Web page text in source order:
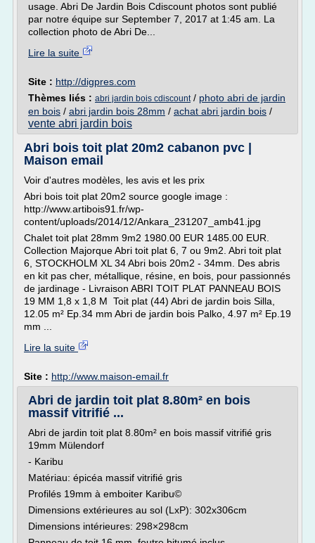
usage. Abri De Jardin Bois Cdiscount photos sont publié
par notre équipe sur September 7, 2017 at 1:45 am. La
collection photo de Abri De...
Lire la suite
Site : http://digpres.com
Thèmes liés : abri jardin bois cdiscount/ photo abri de jardin
en bois / abri jardin bois 28mm / achat abri jardin bois /
vente abri jardin bois
Abri bois toit plat 20m2 cabanon pvc |
Maison email
Voir d'autres modèles, les avis et les prix
Abri bois toit plat 20m2 source google image :
http://www.artibois91.fr/wp-
content/uploads/2014/12/Ankara_231207_amb41.jpg
Chalet toit plat 28mm 9m2 1980.00 EUR 1485.00 EUR.
Collection Majorque Abri toit plat 6, 7 ou 9m2. Abri toit plat
6, STOCKHOLM XL 34 Abri bois 20m2 - 34mm. Des abris
en kit pas cher, métallique, résine, en bois, pour passionnés
de jardinage - Livraison ABRI TOIT PLAT PANNEAU BOIS
19 MM 1,8 x 1,8 M Toit plat (44) Abri de jardin bois Silla,
12.05 m² Ep.34 mm Abri de jardin bois Palko, 4.97 m² Ep.19
mm ...
Lire la suite
Site : http://www.maison-email.fr
Abri de jardin toit plat 8.80m² en bois
massif vitrifié ...
Abri de jardin toit plat 8.80m² en bois massif vitrifié gris
19mm Mülendorf
- Karibu
Matériau: épicéa massif vitrifié gris
Profilés 19mm à emboiter Karibu©
Dimensions extérieures au sol (LxP): 302x306cm
Dimensions intérieures: 298×298cm